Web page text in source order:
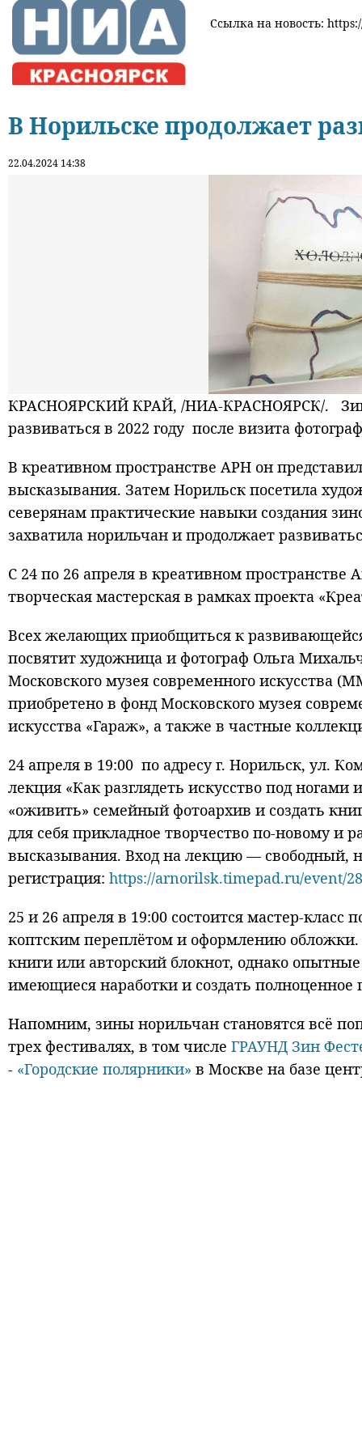
Ссылка на новость:
В Норильске продолжает
22.04.2024 14:38
КРАСНОЯРСКИЙ КРАЙ, /НИА-КРАСНОЯРСК/.
развиваться в 2022 году после визита
В креативном пространстве АРН он
высказывания. Затем Норильск посетила
северянам практические навыки создания
захватила норильчан и продолжает
С 24 по 26 апреля в креативном пространстве
творческая мастерская в рамках проекта
Всех желающих приобщиться к развивающейся
посвятит художница и фотограф Ольга
Московского музея современного искусства
приобретено в фонд Московского музея
искусства «Гараж», а также в частные
24 апреля в 19:00 по адресу г. Норильск, ул.
лекция «Как разглядеть искусство под
«оживить» семейный фотоархив и создать
для себя прикладное творчество по-новому и
высказывания. Вход на лекцию — свободный,
регистрация: https://arnorilsk.timepad.ru/event/
25 и 26 апреля в 19:00 состоится мастер-
коптским переплётом и оформлению обложки.
книги или авторский блокнот, однако
имеющиеся наработки и создать полноценное
Напомним, зины норильчан становятся всё
трех фестивалях, в том числе ГРАУНД Зин
- «Городские полярники» в Москве на базе